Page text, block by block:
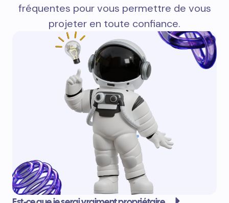
fréquentes pour vous permettre de vous
projeter en toute confiance.